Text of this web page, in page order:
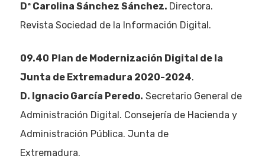
Dª Carolina Sánchez Sánchez. Directora.
Revista Sociedad de la Información Digital.
09.40 Plan de Modernización Digital de la
Junta de Extremadura 2020-2024.
D. Ignacio García Peredo. Secretario General de
Administración Digital. Consejería de Hacienda y
Administración Pública. Junta de
Extremadura.